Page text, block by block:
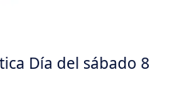
Día del sábado 8